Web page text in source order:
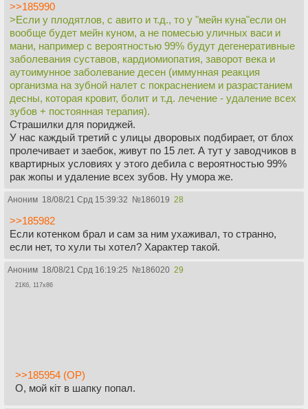
>>185990
>Если у плодятлов, с авито и т.д., то у "мейн куна"если он
вообще будет мейн куном, а не помесью уличных васи и
мани, например с вероятностью 99% будут дегенеративные
заболевания суставов, кардиомиопатия, заворот века и
аутоимунное заболевание десен (иммунная реакция
организма на зубной налет с покраснением и разрастанием
десны, которая кровит, болит и т.д. лечение - удаление всех
зубов + постоянная терапия).
Страшилки для пориджей.
У нас каждый третий с улицы дворовых подбирает, от блох
пролечивает и заебок, живут по 15 лет. А тут у заводчиков в
квартирных условиях у этого дебила с вероятностью 99%
рак жопы и удаление всех зубов. Ну умора же.
Аноним 18/08/21 Срд 15:39:32 №186019 28
>>185982
Если котенком брал и сам за ним ухаживал, то странно,
если нет, то хули ты хотел? Характер такой.
Аноним 18/08/21 Срд 16:19:25 №186020 29
21Кб, 117x86
>>185954 (OP)
О, мой кiт в шапку попал.